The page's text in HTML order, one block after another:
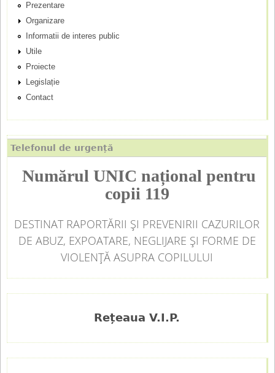
c
i
p
a
l
Prezentare
Organizare
Informatii de interes public
Utile
Proiecte
Legislație
Contact
Telefonul de urgență
Numărul UNIC național pentru
copii 119
DESTINAT RAPORTĂRII ȘI PREVENIRII CAZURILOR
DE ABUZ, EXPOATARE, NEGLIJARE ȘI FORME DE
VIOLENȚĂ ASUPRA COPILULUI
Rețeaua V.I.P.